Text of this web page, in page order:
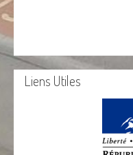
Liens Utiles